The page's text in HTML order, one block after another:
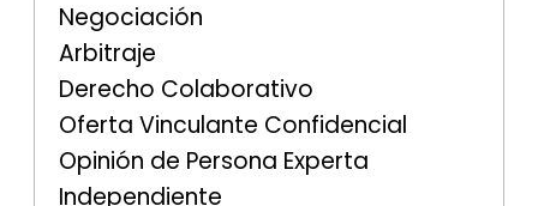
Negociación
Arbitraje
Derecho Colaborativo
Oferta Vinculante Confidencial
Opinión de Persona Experta
Independiente